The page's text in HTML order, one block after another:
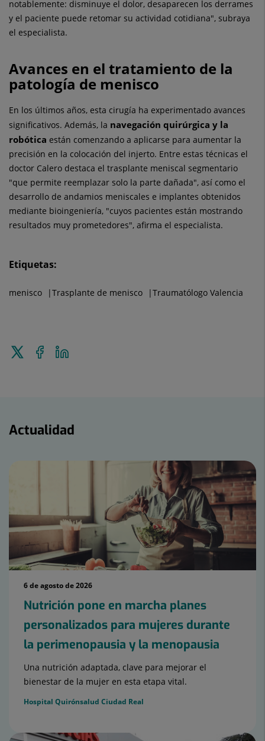
notablemente: disminuye el dolor, desaparecen los derrames
y el paciente puede retomar su actividad cotidiana", subraya
el especialista.
Avances en el tratamiento de la
patología de menisco
En los últimos años, esta cirugía ha experimentado avances
significativos. Además, la navegación quirúrgica y la
robótica están comenzando a aplicarse para aumentar la
precisión en la colocación del injerto. Entre estas técnicas el
doctor Calero destaca el trasplante meniscal segmentario
"que permite reemplazar solo la parte dañada", así como el
desarrollo de andamios meniscales e implantes obtenidos
mediante bioingeniería, "cuyos pacientes están mostrando
resultados muy prometedores", afirma el especialista.
Etiquetas:
menisco Trasplante de menisco Traumatólogo Valencia
Enviar
Compartir
en
Actualidad
6 de agosto de 2026
Nutrición pone en marcha planes
personalizados para mujeres durante
la perimenopausia y la menopausia
Una nutrición adaptada, clave para mejorar el
bienestar de la mujer en esta etapa vital.
Hospital Quirónsalud Ciudad Real